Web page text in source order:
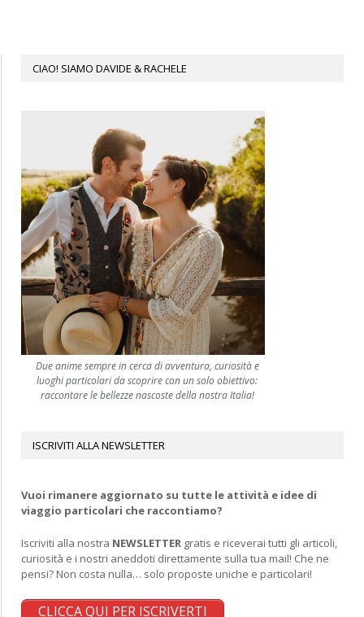
CIAO! SIAMO DAVIDE & RACHELE
Due anime sempre in cerca di avventura, curiosità e
luoghi particolari da scoprire con un solo obiettivo:
raccontare le bellezze nascoste della nostra Italia!
ISCRIVITI ALLA NEWSLETTER
Vuoi rimanere aggiornato su tutte le attività e idee di
viaggio particolari che raccontiamo?
Iscriviti alla nostra NEWSLETTER gratis e riceverai tutti gli articoli,
curiosità e i nostri aneddoti direttamente sulla tua mail! Che ne
pensi? Non costa nulla… solo proposte uniche e particolari!
CLICCA QUI PER ISCRIVERTI